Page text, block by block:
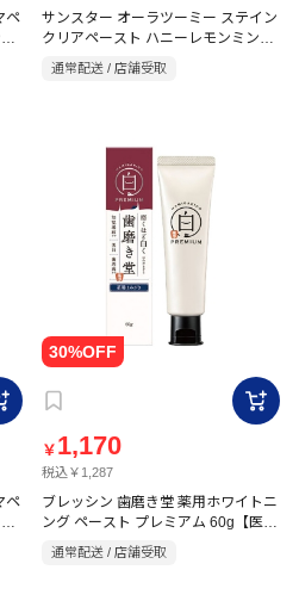
ペ
サンスター オーラツーミー ステイン
クリアペースト ハニーレモンミント
130g【医薬部外品】
通常配送 / 店舗受取
ペ
￥ 1,170
税込￥1,287
ブレッシン 歯磨き堂 薬用ホワイトニ
ング ペースト プレミアム 60g【医薬
部外品】
通常配送 / 店舗受取